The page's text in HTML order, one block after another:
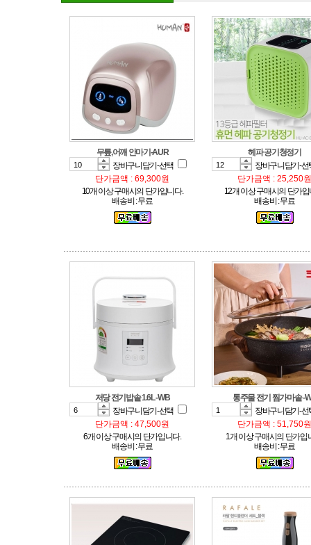
무릎,어깨 안마기-AUR
장바구니담기-선택
단가금액 : 69,300원
10개 이상 구매시의 단가입니다.
배송비 : 무료
헤파 공기청정기
장바구니담기-
단가금액 : 25,250원
12개 이상 구매시의 단가입
배송비 : 무료
저당 전기밥솥 1.6L -WB
장바구니담기-선택
단가금액 : 47,500원
6개 이상 구매시의 단가입니다.
배송비 : 무료
통주물 전기 찜가마솥 -
장바구니담기-
단가금액 : 51,750원
1개 이상 구매시의 단가입
배송비 : 무료